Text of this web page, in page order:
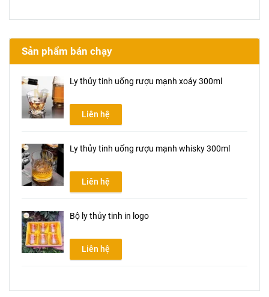
Sản phẩm bán chạy
Ly thủy tinh uống rượu mạnh xoáy 300ml
Liên hệ
Ly thủy tinh uống rượu mạnh whisky 300ml
Liên hệ
Bộ ly thủy tinh in logo
Liên hệ